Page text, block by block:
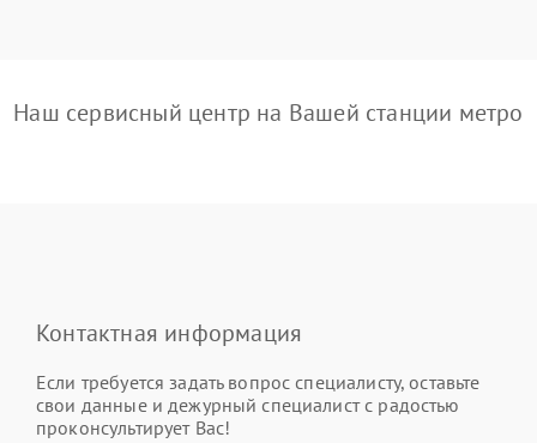
Наш сервисный центр на Вашей станции метро
Контактная информация
Если требуется задать вопрос специалисту, оставьте
свои данные и дежурный специалист с радостью
проконсультирует Вас!